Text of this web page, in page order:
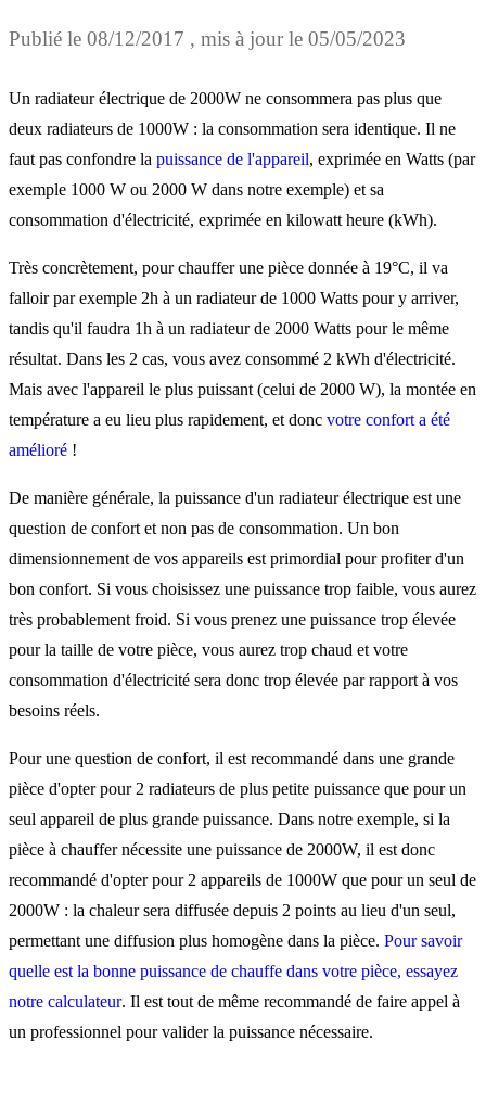
Publié le 08/12/2017 , mis à jour le 05/05/2023
Un radiateur électrique de 2000W ne consommera pas plus que
deux radiateurs de 1000W : la consommation sera identique. Il ne
faut pas confondre la puissance de l'appareil, exprimée en Watts (par
exemple 1000 W ou 2000 W dans notre exemple) et sa
consommation d'électricité, exprimée en kilowatt heure (kWh).
Très concrètement, pour chauffer une pièce donnée à 19°C, il va
falloir par exemple 2h à un radiateur de 1000 Watts pour y arriver,
tandis qu'il faudra 1h à un radiateur de 2000 Watts pour le même
résultat. Dans les 2 cas, vous avez consommé 2 kWh d'électricité.
Mais avec l'appareil le plus puissant (celui de 2000 W), la montée en
température a eu lieu plus rapidement, et donc votre confort a été
amélioré !
De manière générale, la puissance d'un radiateur électrique est une
question de confort et non pas de consommation. Un bon
dimensionnement de vos appareils est primordial pour profiter d'un
bon confort. Si vous choisissez une puissance trop faible, vous aurez
très probablement froid. Si vous prenez une puissance trop élevée
pour la taille de votre pièce, vous aurez trop chaud et votre
consommation d'électricité sera donc trop élevée par rapport à vos
besoins réels.
Pour une question de confort, il est recommandé dans une grande
pièce d'opter pour 2 radiateurs de plus petite puissance que pour un
seul appareil de plus grande puissance. Dans notre exemple, si la
pièce à chauffer nécessite une puissance de 2000W, il est donc
recommandé d'opter pour 2 appareils de 1000W que pour un seul de
2000W : la chaleur sera diffusée depuis 2 points au lieu d'un seul,
permettant une diffusion plus homogène dans la pièce. Pour savoir
quelle est la bonne puissance de chauffe dans votre pièce, essayez
notre calculateur. Il est tout de même recommandé de faire appel à
un professionnel pour valider la puissance nécessaire.